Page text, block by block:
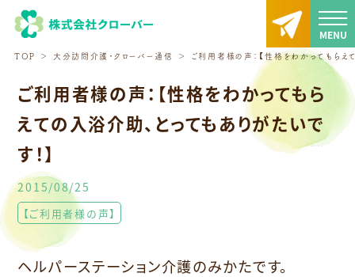
TOP 大分訪問介護・クローバー通信 ご利用者様の声：【性格をわかってもらえ
ご利用者様の声：【性格をわかってもら
えての入浴介助、とってもありがたいで
す！】
2015/08/25
【ご利用者様の声】
ヘルパーステーション介護のみかたです。